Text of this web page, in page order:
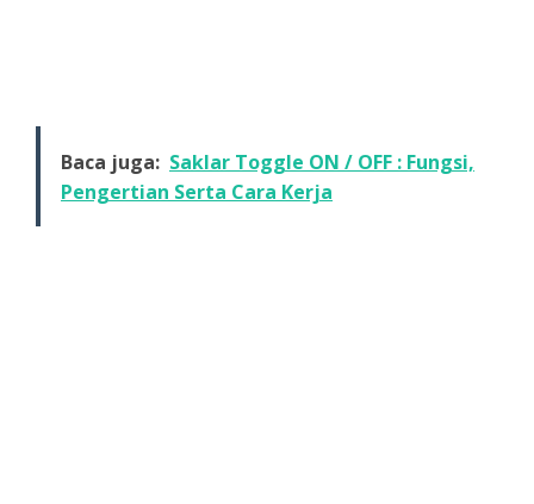
Baca juga: Saklar Toggle ON / OFF : Fungsi,
Pengertian Serta Cara Kerja